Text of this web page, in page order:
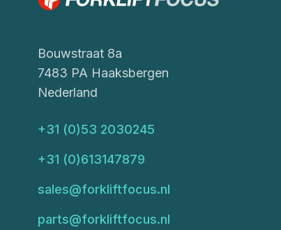
Bouwstraat 8a
7483 PA Haaksbergen
Nederland
+31 (0)53 2030245
+31 (0)613147879
sales@forkliftfocus.nl
parts@forkliftfocus.nl